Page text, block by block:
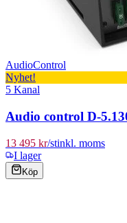
AudioControl
Nyhet!
5 Kanal
Audio control D-
13 495 kr/stinkl. moms
I lager
Köp